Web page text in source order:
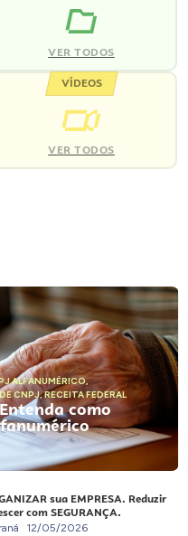
VER TODOS
VÍDEOS
VER TODOS
ALFANUMÉRICO,
CNPJ,RECEITA FEDERAL
como
sua EMPRESA. Reduzir
com SEGURANÇA.
12/05/2026